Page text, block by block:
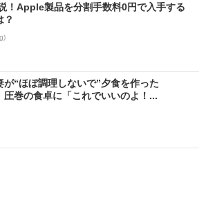
！Apple製品を分割手数料0円で入手する
？
が“ほぼ調理しないで”夕食を作った
の食卓に「これでいいのよ！...